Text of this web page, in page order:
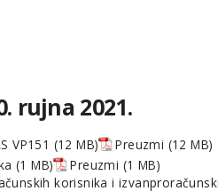
rujna 2021.
VP151
Preuzmi
Preuzmi
korisnika i